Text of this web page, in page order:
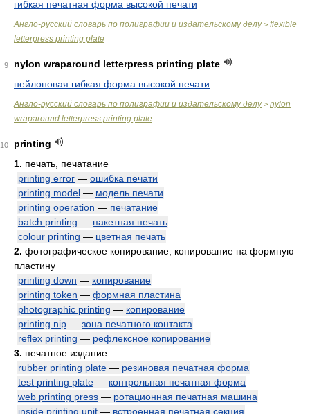
гибкая печатная форма высокой печати
Англо-русский словарь по полиграфии и издательскому делу> flexible
letterpress printing plate
9
nylon wraparound letterpress printing plate
нейлоновая гибкая форма высокой печати
Англо-русский словарь по полиграфии и издательскому делу> nylon
wraparound letterpress printing plate
10
printing
1. печать, печатание
printing error — ошибка печати
printing model — модель печати
printing operation — печатание
batch printing — пакетная печать
colour printing — цветная печать
2. фотографическое копирование; копирование на формную
пластину
printing down — копирование
printing token — формная пластина
photographic printing — копирование
printing nip — зона печатного контакта
reflex printing — рефлексное копирование
3. печатное издание
rubber printing plate — резиновая печатная форма
test printing plate — контрольная печатная форма
web printing press — ротационная печатная машина
inside printing unit — встроенная печатная секция